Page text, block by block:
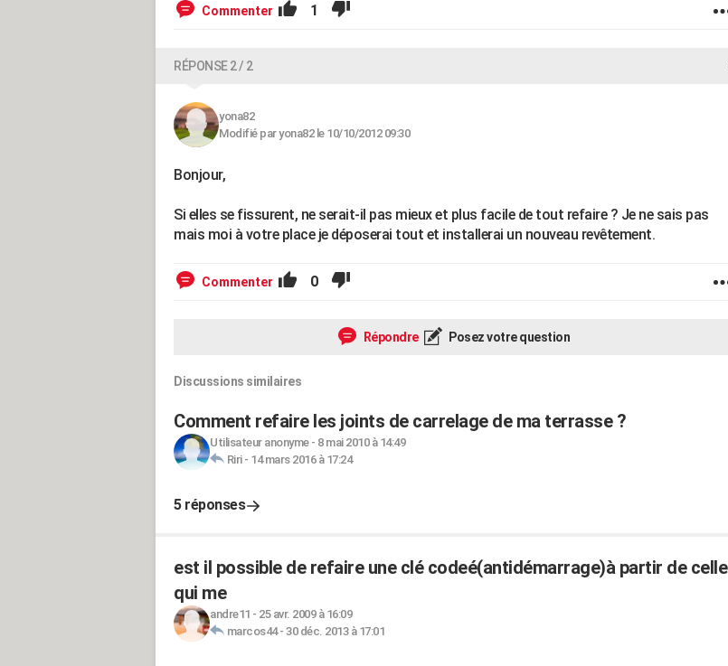
Commenter 1
RÉPONSE 2 / 2
yona82
Modifié par yona82 le 10/10/2012 09:30
Bonjour,
Si elles se fissurent, ne serait-il pas mieux et plus facile de tout refaire ? Je ne sais pas
mais moi à votre place je déposerai tout et installerai un nouveau revêtement.
Commenter 0
Répondre Posez votre question
Discussions similaires
Comment refaire les joints de carrelage de ma terrasse ?
Utilisateur anonyme- 8 mai 2010 à 14:49
Riri- 14 mars 2016 à 17:24
5 réponses
est il possible de refaire une clé codeé(antidémarrage)à partir de celle
qui me
andre11 - 25 avr. 2009 à 16:09
marcos44- 30 déc. 2013 à 17:01